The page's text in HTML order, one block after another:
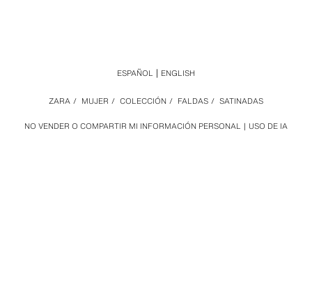
NO VENDER O COMPARTIR MI INFORMACIÓN PERSONAL USO DE IA
ZARA / MUJER / COLECCIÓN / FALDAS / SATINADAS
ESPAÑOL ENGLISH